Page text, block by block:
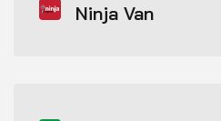
Ninja Van